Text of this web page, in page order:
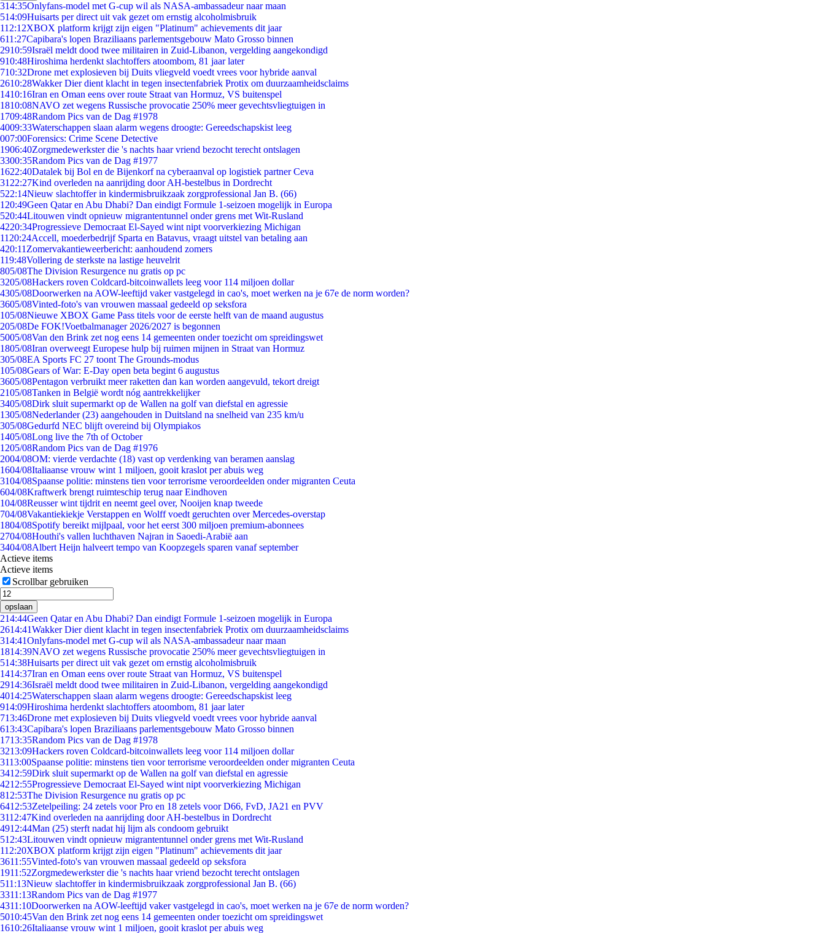
314:35Onlyfans-model met G-cup wil als NASA-ambassadeur naar maan
514:09Huisarts per direct uit vak gezet om ernstig alcoholmisbruik
112:12XBOX platform krijgt zijn eigen "Platinum" achievements dit jaar
611:27Capibara's lopen Braziliaans parlementsgebouw Mato Grosso binnen
2910:59Israël meldt dood twee militairen in Zuid-Libanon, vergelding aangekondigd
910:48Hiroshima herdenkt slachtoffers atoombom, 81 jaar later
710:32Drone met explosieven bij Duits vliegveld voedt vrees voor hybride aanval
2610:28Wakker Dier dient klacht in tegen insectenfabriek Protix om duurzaamheidsclaims
1410:16Iran en Oman eens over route Straat van Hormuz, VS buitenspel
1810:08NAVO zet wegens Russische provocatie 250% meer gevechtsvliegtuigen in
1709:48Random Pics van de Dag #1978
4009:33Waterschappen slaan alarm wegens droogte: Gereedschapskist leeg
007:00Forensics: Crime Scene Detective
1906:40Zorgmedewerkster die 's nachts haar vriend bezocht terecht ontslagen
3300:35Random Pics van de Dag #1977
1622:40Datalek bij Bol en de Bijenkorf na cyberaanval op logistiek partner Ceva
31 22:27Kind overleden na aanrijding door AH-bestelbus in Dordrecht
522:14Nieuw slachtoffer in kindermisbruikzaak zorgprofessional Jan B. (66)
1 20:49Geen Qatar en Abu Dhabi? Dan eindigt Formule 1-seizoen mogelijk in Europa
520:44Litouwen vindt opnieuw migrantentunnel onder grens met Wit-Rusland
4220:34Progressieve Democraat El-Sayed wint nipt voorverkiezing Michigan
11 20:24Accell, moederbedrijf Sparta en Batavus, vraagt uitstel van betaling aan
420:11 Zomervakantieweerbericht: aanhoudend zomers
119:48Vollering de sterkste na lastige heuvelrit
805/08The Division Resurgence nu gratis op pc
3205/08Hackers roven Coldcard-bitcoinwallets leeg voor 114 miljoen dollar
4305/08Doorwerken na AOW-leeftijd vaker vastgelegd in cao's, moet werken na je 67e de norm worden?
3605/08Vinted-foto's van vrouwen massaal gedeeld op seksfora
105/08Nieuwe XBOX Game Pass titels voor de eerste helft van de maand augustus
205/08De FOK!Voetbalmanager 2026/2027 is begonnen
5005/08Van den Brink zet nog eens 14 gemeenten onder toezicht om spreidingswet
1805/08Iran overweegt Europese hulp bij ruimen mijnen in Straat van Hormuz
305/08EA Sports FC 27 toont The Grounds-modus
105/08Gears of War: E-Day open beta begint 6 augustus
3605/08Pentagon verbruikt meer raketten dan kan worden aangevuld, tekort dreigt
2105/08Tanken in België wordt nóg aantrekkelijker
3405/08Dirk sluit supermarkt op de Wallen na golf van diefstal en agressie
1305/08Nederlander (23) aangehouden in Duitsland na snelheid van 235 km/u
305/08Gedurfd NEC blijft overeind bij Olympiakos
1405/08Long live the 7th of October
1205/08Random Pics van de Dag #1976
2004/08OM: vierde verdachte (18) vast op verdenking van beramen aanslag
1604/08Italiaanse vrouw wint 1 miljoen, gooit kraslot per abuis weg
3104/08Spaanse politie: minstens tien voor terrorisme veroordeelden onder migranten Ceuta
604/08Kraftwerk brengt ruimteschip terug naar Eindhoven
104/08Reusser wint tijdrit en neemt geel over, Nooijen knap tweede
704/08Vakantiekiekje Verstappen en Wolff voedt geruchten over Mercedes-overstap
1804/08Spotify bereikt mijlpaal, voor het eerst 300 miljoen premium-abonnees
2704/08Houthi's vallen luchthaven Najran in Saoedi-Arabië aan
3404/08Albert Heijn halveert tempo van Koopzegels sparen vanaf september
Actieve items
Actieve items
Scrollbar gebruiken
opslaan
214:44Geen Qatar en Abu Dhabi? Dan eindigt Formule 1-seizoen mogelijk in Europa
2614:41Wakker Dier dient klacht in tegen insectenfabriek Protix om duurzaamheidsclaims
314:41Onlyfans-model met G-cup wil als NASA-ambassadeur naar maan
1814:39NAVO zet wegens Russische provocatie 250% meer gevechtsvliegtuigen in
514:38Huisarts per direct uit vak gezet om ernstig alcoholmisbruik
1414:37Iran en Oman eens over route Straat van Hormuz, VS buitenspel
2914:36Israël meldt dood twee militairen in Zuid-Libanon, vergelding aangekondigd
4014:25Waterschappen slaan alarm wegens droogte: Gereedschapskist leeg
914:09Hiroshima herdenkt slachtoffers atoombom, 81 jaar later
713:46Drone met explosieven bij Duits vliegveld voedt vrees voor hybride aanval
613:43Capibara's lopen Braziliaans parlementsgebouw Mato Grosso binnen
1713:35Random Pics van de Dag #1978
3213:09Hackers roven Coldcard-bitcoinwallets leeg voor 114 miljoen dollar
3113:00Spaanse politie: minstens tien voor terrorisme veroordeelden onder migranten Ceuta
3412:59Dirk sluit supermarkt op de Wallen na golf van diefstal en agressie
4212:55Progressieve Democraat El-Sayed wint nipt voorverkiezing Michigan
812:53The Division Resurgence nu gratis op pc
6412:53Zetelpeiling: 24 zetels voor Pro en 18 zetels voor D66, FvD, JA21 en PVV
3112:47Kind overleden na aanrijding door AH-bestelbus in Dordrecht
4912:44Man (25) sterft nadat hij lijm als condoom gebruikt
512:43Litouwen vindt opnieuw migrantentunnel onder grens met Wit-Rusland
112:20XBOX platform krijgt zijn eigen "Platinum" achievements dit jaar
3611:55Vinted-foto's van vrouwen massaal gedeeld op seksfora
1911:52Zorgmedewerkster die 's nachts haar vriend bezocht terecht ontslagen
511:13Nieuw slachtoffer in kindermisbruikzaak zorgprofessional Jan B. (66)
3311:13Random Pics van de Dag #1977
4311:10Doorwerken na AOW-leeftijd vaker vastgelegd in cao's, moet werken na je 67e de norm worden?
5010:45Van den Brink zet nog eens 14 gemeenten onder toezicht om spreidingswet
1610:26Italiaanse vrouw wint 1 miljoen, gooit kraslot per abuis weg